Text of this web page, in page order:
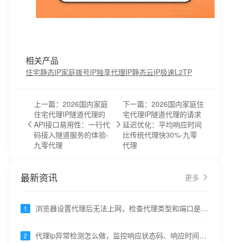
相关产品
住宅静态IP家庭拨号IP独享代理IP静态云IP极速L2TP
上一篇：2026国内家庭
住宅代理IP隧道代理的
API接口易用性：一行代
码接入隧道服务的体验-
九零代理
下一篇：2026国内家庭住
宅代理IP隧道代理的请求
延迟优化：平均响应时间
比传统代理快30%-九零
代理
最新资讯 更多
1
浏览器设置代理后无法上网，检查代理类型和端口是否
2
代理ip异常检测怎么做，监控响应状态码、响应时间突